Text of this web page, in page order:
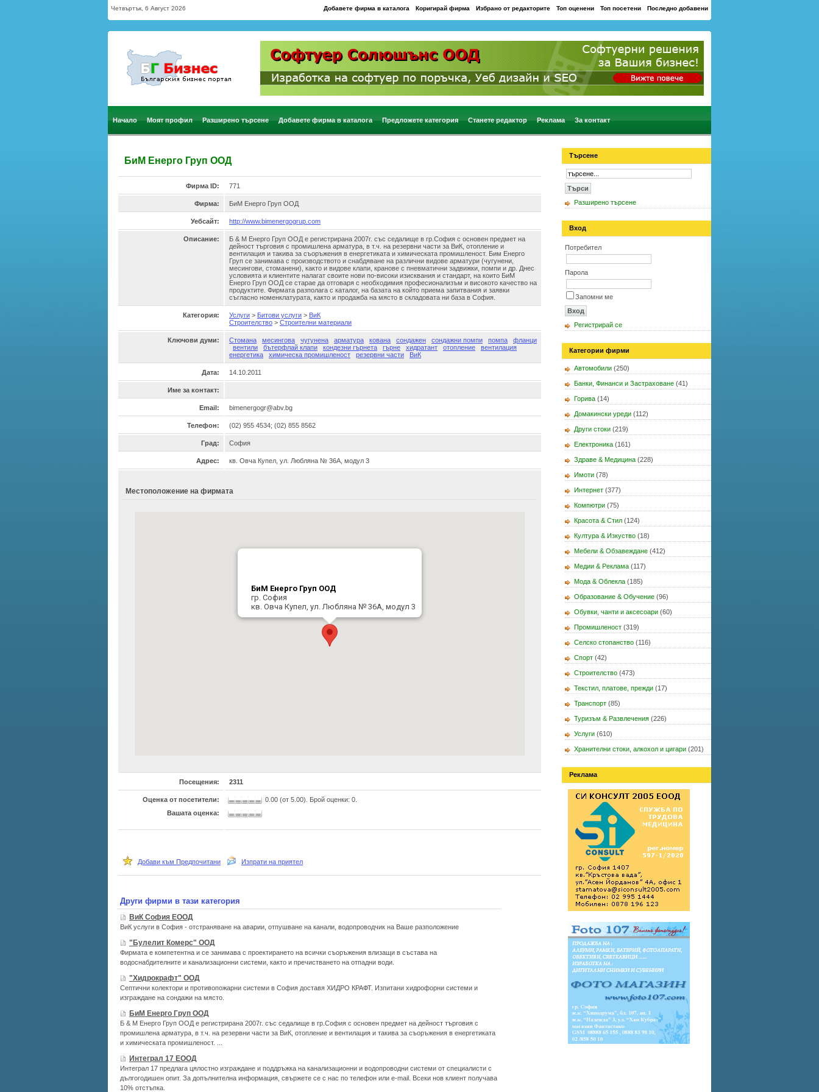
Последно добавени
Топ посетени
Топ оценени
Избрано от редакторите
Коригирай фирма
Добавете фирма в каталога
Четвъртък, 6 Август 2026
Начало Моят профил Разширено търсене Добавете фирма в каталога Предложете категория Станете редактор Реклама За контакт
БиМ Енерго Груп ООД
Фирма ID: 771
Фирма: БиМ Енерго Груп ООД
Уебсайт: http://www.bimenergogrup.com
Описание:
Б & М Енерго Груп ООД е регистрирана 2007г. със седалище в гр.София с основен предмет на
дейност търговия с промишлена арматура, в т.ч. на резервни части за ВиК, отопление и
вентилация и такива за съоръжения в енергетиката и химическата промишленост. Бим Енерго
Груп се занимава с производството и снабдяване на различни видове арматури (чугунени,
месингови, стоманени), както и видове клапи, кранове с пневматични задвижки, помпи и др. Днес
условията и клиентите налагат своите нови по-високи изисквания и стандарт, на които БиМ
Енерго Груп ООД се старае да отговаря с необходимия професионализъм и високото качество на
продуктите. Фирмата разполага с каталог, на базата на който приема запитвания и заявки
съгласно номенклатурата, както и продажба на място в складовата ни база в София.
Категория: Услуги > Битови услуги > ВиК
Строителство > Строителни материали
Ключови думи: Стомана месингова чугунена арматура кована сондажен сондажни помпи помпа
фланци
вентили
бътерфлай клапи кондезни гърнета гърне хидратант отопление
вентилация
енергетика
химическа промишленост резервни части ВиК
Дата: 14.10.2011
Име за контакт:
Email: bimenergogr@abv.bg
Телефон: (02) 955 4534; (02) 855 8562
Град: София
Адрес: кв. Овча Купел, ул. Любляна № 36А, модул 3
Местоположение на фирмата
БиМ Енерго Груп ООД
гр. София
кв. Овча Купел, ул. Любляна № 36А, модул 3
Посещения: 2311
Оценка от посетители: 0.00 (от 5.00). Брой оценки: 0
Вашата оценка:
Добави към Предпочитани Изпрати на приятел
Други фирми в тази категория
ВиК София ЕООД
ВиК услуги в София - отстраняване на аварии, отпушване на канали, водопроводчик на Ваше разположение
"Булелит Комерс" ООД
Фирмата е компетентна и се занимава с проектирането на всички съоръжения влизащи в състава на
водоснабдителните и канализационни системи, както и пречистването на отпадни води.
"Хидрокрафт" ООД
Септични колектори и противопожарни системи в София доставя ХИДРО КРАФТ. Изпитани хидрофорни системи и
изграждане на сондажи на място.
БиМ Енерго Груп ООД
Б & М Енерго Груп ООД е регистрирана 2007г. със седалище в гр.София с основен предмет на дейност търговия с
промишлена арматура, в т.ч. на резервни части за ВиК, отопление и вентилация и такива за съоръжения в енергетиката
и химическата промишленост. ...
Интеграл 17 ЕООД
Интеграл 17 предлага цялостно изграждане и поддръжка на канализационни и водопроводни системи от специалисти с
дългогодишен опит. За допълнителна информация, свържете се с нас по телефон или e-mail. Всеки нов клиент получава
10% отстъпка.
Търсене
Разширено търсене
Вход
Потребител
Парола
Запомни ме
Регистрирай се
Категории фирми
Автомобили (250)
Банки, Финанси и Застраховане (41)
Горива (14)
Домакински уреди (112)
Други стоки (219)
Електроника (161)
Здраве & Медицина (228)
Имоти (78)
Интернет (377)
Компютри (75)
Красота & Стил (124)
Култура & Изкуство (18)
Мебели & Обзавеждане (412)
Медии & Реклама (117)
Мода & Облекла (185)
Образование & Обучение (96)
Обувки, чанти и аксесоари (60)
Промишленост (319)
Селско стопанство (116)
Спорт (42)
Строителство (473)
Текстил, платове, прежди (17)
Транспорт (85)
Туризъм & Развлечения (226)
Услуги (610)
Хранителни стоки, алкохол и цигари (201)
Реклама